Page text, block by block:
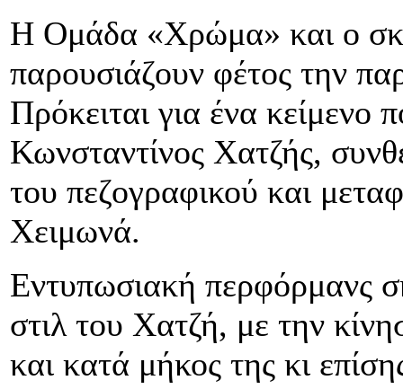
Η Ομάδα «Χρώμα» και ο
παρουσιάζουν φέτος την
Πρόκειται για ένα κείμενο
Κωνσταντίνος Χατζής,
του πεζογραφικού και
Χειμωνά.
Εντυπωσιακή περφόρμανς
στιλ του Χατζή, με την
και κατά μήκος της κι